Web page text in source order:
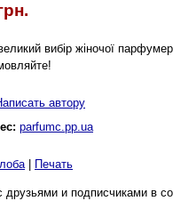
вибір жіночої
автору
parfumc.pp.ua
| Печать
друзьями и подписчиками в